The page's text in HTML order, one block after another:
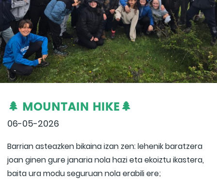
🌲 MOUNTAIN HIKE🌲
06-05-2026
Barrian asteazken bikaina izan zen: lehenik baratzera
joan ginen gure janaria nola hazi eta ekoiztu ikastera,
baita ura modu seguruan nola erabili ere;